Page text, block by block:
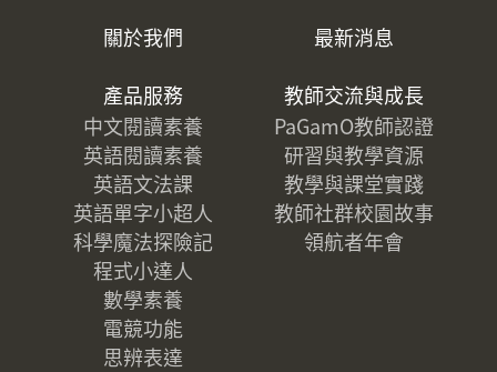
關於我們
最新消息
產品服務
中文閱讀素養
英語閱讀素養
英語文法課
英語單字小超人
科學魔法探險記
程式小達人
數學素養
電競功能
思辨表達
教師交流與成長
PaGamO教師認證
研習與教學資源
教學與課堂實踐
教師社群校園故事
領航者年會